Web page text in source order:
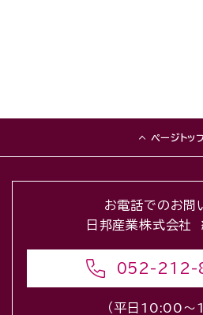
ページトッ
お電話でのお問
日邦産業株式会社
052-212-
（平日10:00〜